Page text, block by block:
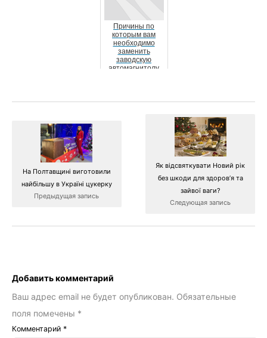
Причины по
которым вам
необходимо
заменить
заводскую
автомагнитолу
На Полтавщині виготовили
найбільшу в Україні цукерку
Предыдущая запись
Як відсвяткувати Новий рік
без шкоди для здоров’я та
зайвої ваги?
Следующая запись
Добавить комментарий
Ваш адрес email не будет опубликован. Обязательные
поля помечены *
Комментарий *